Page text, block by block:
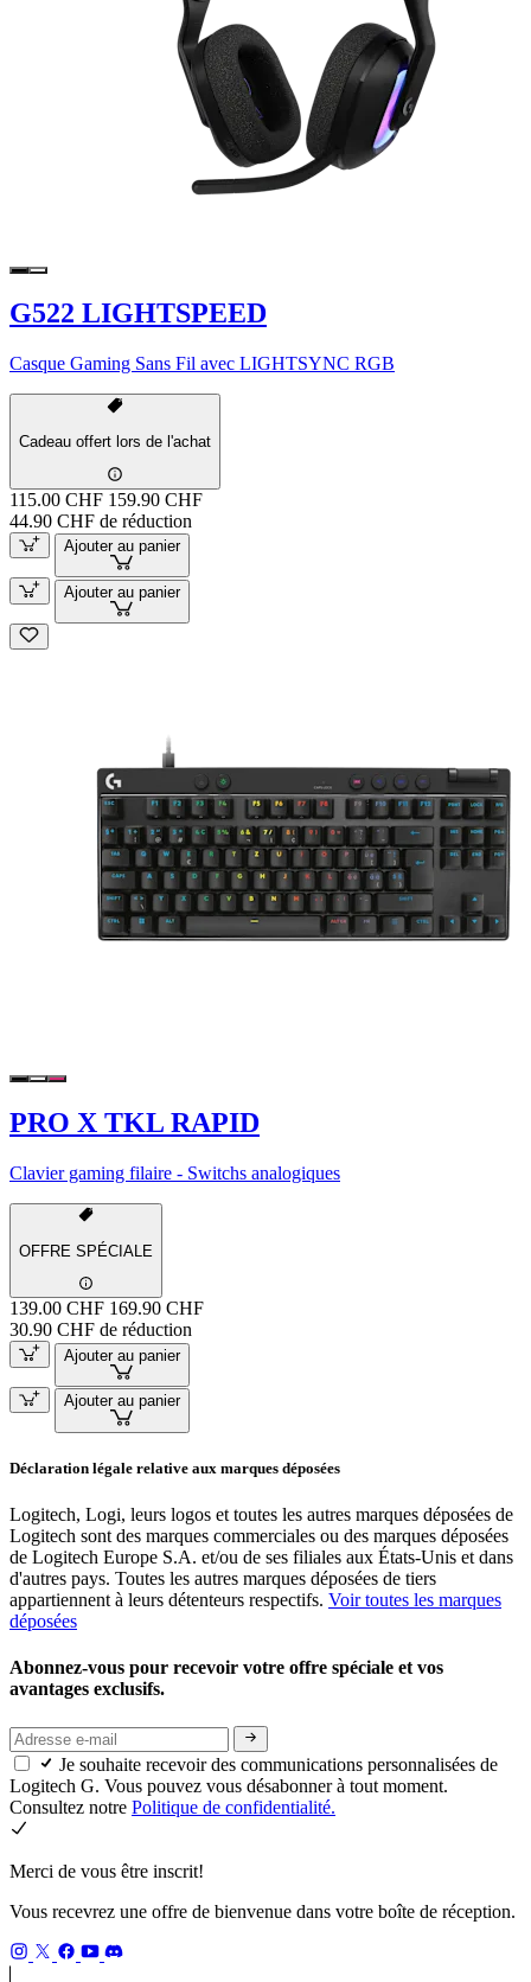
G522 LIGHTSPEED
Casque Gaming Sans Fil avec LIGHTSYNC RGB
Cadeau offert lors de l'achat
115.00 CHF 159.90 CHF
44.90 CHF de réduction
Ajouter au panier
Ajouter au panier
PRO X TKL RAPID
Clavier gaming filaire - Switchs analogiques
OFFRE SPÉCIALE
139.00 CHF 169.90 CHF
30.90 CHF de réduction
Ajouter au panier
Ajouter au panier
Déclaration légale relative aux marques déposées
Logitech, Logi, leurs logos et toutes les autres marques déposées de
Logitech sont des marques commerciales ou des marques déposées
de Logitech Europe S.A. et/ou de ses filiales aux États-Unis et dans
d'autres pays. Toutes les autres marques déposées de tiers
appartiennent à leurs détenteurs respectifs. Voir toutes les marques
déposées
Abonnez-vous pour recevoir votre offre spéciale et vos
avantages exclusifs.
Je souhaite recevoir des communications personnalisées de
Logitech G. Vous pouvez vous désabonner à tout moment.
Consultez notre Politique de confidentialité.
Merci de vous être inscrit!
Vous recevrez une offre de bienvenue dans votre boîte de réception.